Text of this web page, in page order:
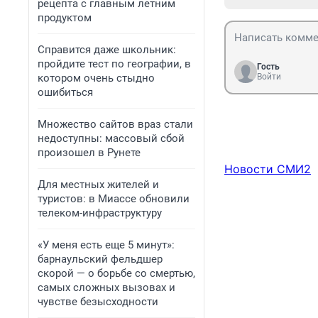
рецепта с главным летним
продуктом
Справится даже школьник:
пройдите тест по географии, в
котором очень стыдно
ошибиться
Множество сайтов враз стали
недоступны: массовый сбой
произошел в Рунете
Для местных жителей и
туристов: в Миассе обновили
телеком-инфраструктуру
«У меня есть еще 5 минут»:
барнаульский фельдшер
скорой — о борьбе со смертью,
самых сложных вызовах и
чувстве безысходности
Гость
Войти
Новости СМИ2